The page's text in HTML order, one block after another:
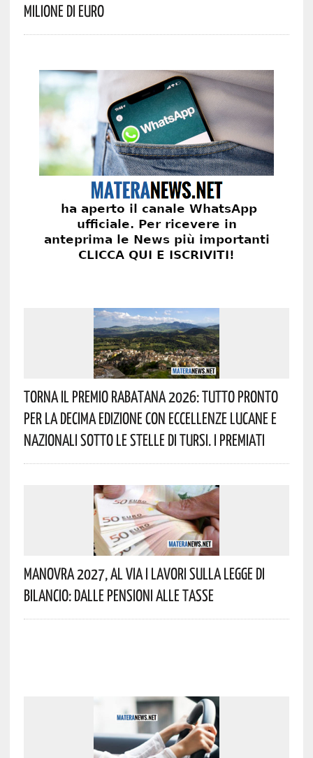
Milione Di Euro
Torna Il Premio Rabatana 2026: Tutto Pronto
Per La Decima Edizione Con Eccellenze Lucane E
Nazionali Sotto Le Stelle Di Tursi. I Premiati
Manovra 2027, Al Via I Lavori Sulla Legge Di
Bilancio: Dalle Pensioni Alle Tasse